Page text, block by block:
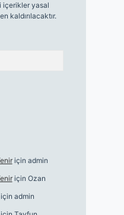
içerikler yasal
kaldırılacaktır.
için admin
için Ozan
admin